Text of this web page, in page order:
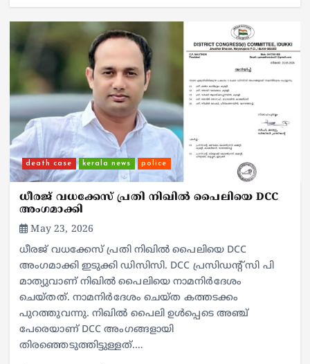
death case kerala news police
ധീരജ് വധക്കേസ് പ്രതി നിഖിൽ പൈലിയെ DCC
അംഗമാക്കി
May 23, 2026
ധീരജ് വധക്കേസ് പ്രതി നിഖിൽ പൈലിയെ DCC
അംഗമാക്കി ഇടുക്കി ഡിസിസി. DCC പ്രസിഡന്റ് സി പി
മാത്യുവാണ് നിഖിൽ പൈലിയെ നാമനിർദേശം
ചെയ്തത്. നാമനിർദേശം ചെയ്ത കത്തടക്കം
പുറത്തുവന്നു. നിഖിൽ പൈലി ഉൾപ്പെടെ അഞ്ച്
പേരെയാണ് DCC അംഗങ്ങളായി
തിരഞ്ഞെടുത്തിട്ടുള്ളത്.…